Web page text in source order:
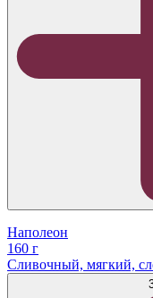
Наполеон
160 г
Сливочный, мягкий,